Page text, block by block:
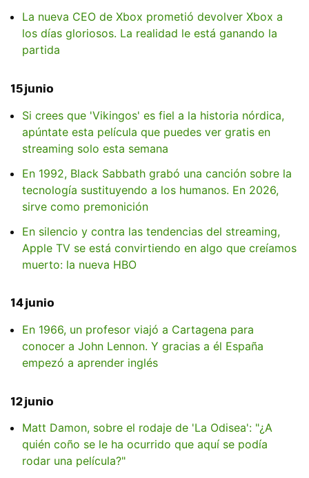
La nueva CEO de Xbox prometió devolver Xbox a
los días gloriosos. La realidad le está ganando la
partida
15 junio
Si crees que 'Vikingos' es fiel a la historia nórdica,
apúntate esta película que puedes ver gratis en
streaming solo esta semana
En 1992, Black Sabbath grabó una canción sobre la
tecnología sustituyendo a los humanos. En 2026,
sirve como premonición
En silencio y contra las tendencias del streaming,
Apple TV se está convirtiendo en algo que creíamos
muerto: la nueva HBO
14 junio
En 1966, un profesor viajó a Cartagena para
conocer a John Lennon. Y gracias a él España
empezó a aprender inglés
12 junio
Matt Damon, sobre el rodaje de 'La Odisea': "¿A
quién coño se le ha ocurrido que aquí se podía
rodar una película?"